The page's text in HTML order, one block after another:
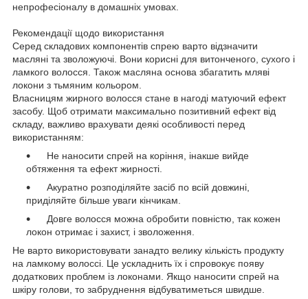
непрофесіоналу в домашніх умовах.
Рекомендації щодо використання
Серед складових компонентів спрею варто відзначити
масляні та зволожуючі. Вони корисні для витонченого, сухого і
ламкого волосся. Також масляна основа збагатить мляві
локони з тьмяним кольором.
Власницям жирного волосся стане в нагоді матуючий ефект
засобу. Щоб отримати максимально позитивний ефект від
складу, важливо врахувати деякі особливості перед
використанням:
Не наносити спрей на коріння, інакше вийде
обтяження та ефект жирності.
Акуратно розподіляйте засіб по всій довжині,
приділяйте більше уваги кінчикам.
Довге волосся можна обробити повністю, так кожен
локон отримає і захист, і зволоження.
Не варто використовувати занадто велику кількість продукту
на ламкому волоссі. Це ускладнить їх і спровокує появу
додаткових проблем із локонами. Якщо наносити спрей на
шкіру голови, то забруднення відбуватиметься швидше.